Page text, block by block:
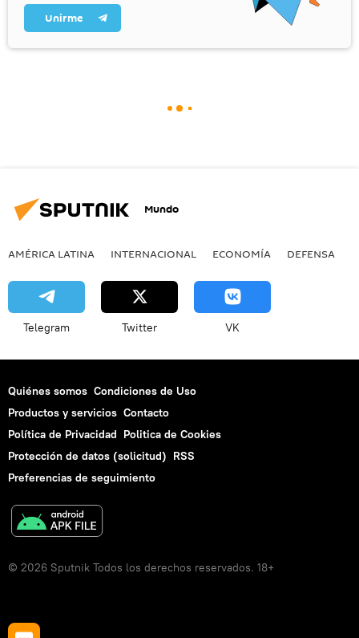
Unirme
Mundo
AMÉRICA LATINA INTERNACIONAL ECONOMÍA DEFENSA
Telegram Twitter VK
Quiénes somos Condiciones de Uso
Productos y servicios Contacto
Política de Privacidad Politica de Cookies
Protección de datos (solicitud) RSS
Preferencias de seguimiento
© 2026 Sputnik Todos los derechos reservados. 18+